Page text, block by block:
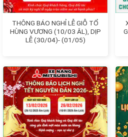
THÔNG BÁO NGHỈ LỄ GIỖ TỔ
HÙNG VƯƠNG (10/03 ÂL), DỊP
LỄ (30/04)- (01/05)